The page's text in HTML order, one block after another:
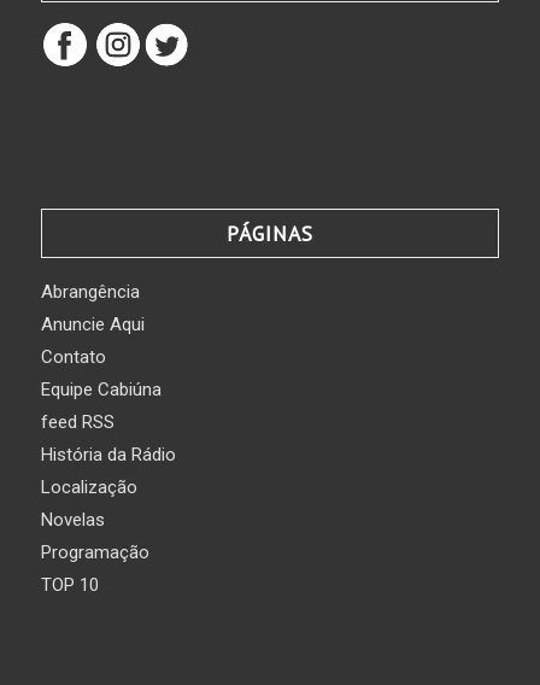
PÁGINAS
Abrangência
Anuncie Aqui
Contato
Equipe Cabiúna
feed RSS
História da Rádio
Localização
Novelas
Programação
TOP 10